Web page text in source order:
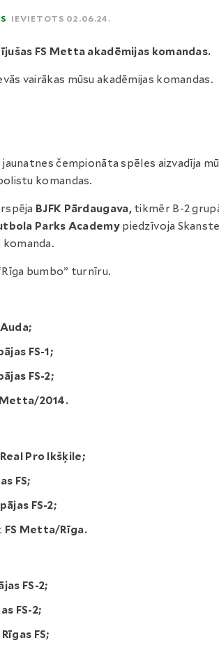
IEVIETOTS 02.06.24.
FS Metta akadēmijas komandas.
vairākas mūsu akadēmijas komandas.
čempionāta spēles aizvadīja
komandas.
BJFK Pārdaugava, tikmēr B-2
Parks Academypiedzīvoja
bumbo” turnīru.
FS-1;
FS-2;
Metta/2014.
Real Pro Ikšķile;
FS;
FS-2;
FS Metta/Rīga.
FS-2;
FS-2;
Rīgas FS;